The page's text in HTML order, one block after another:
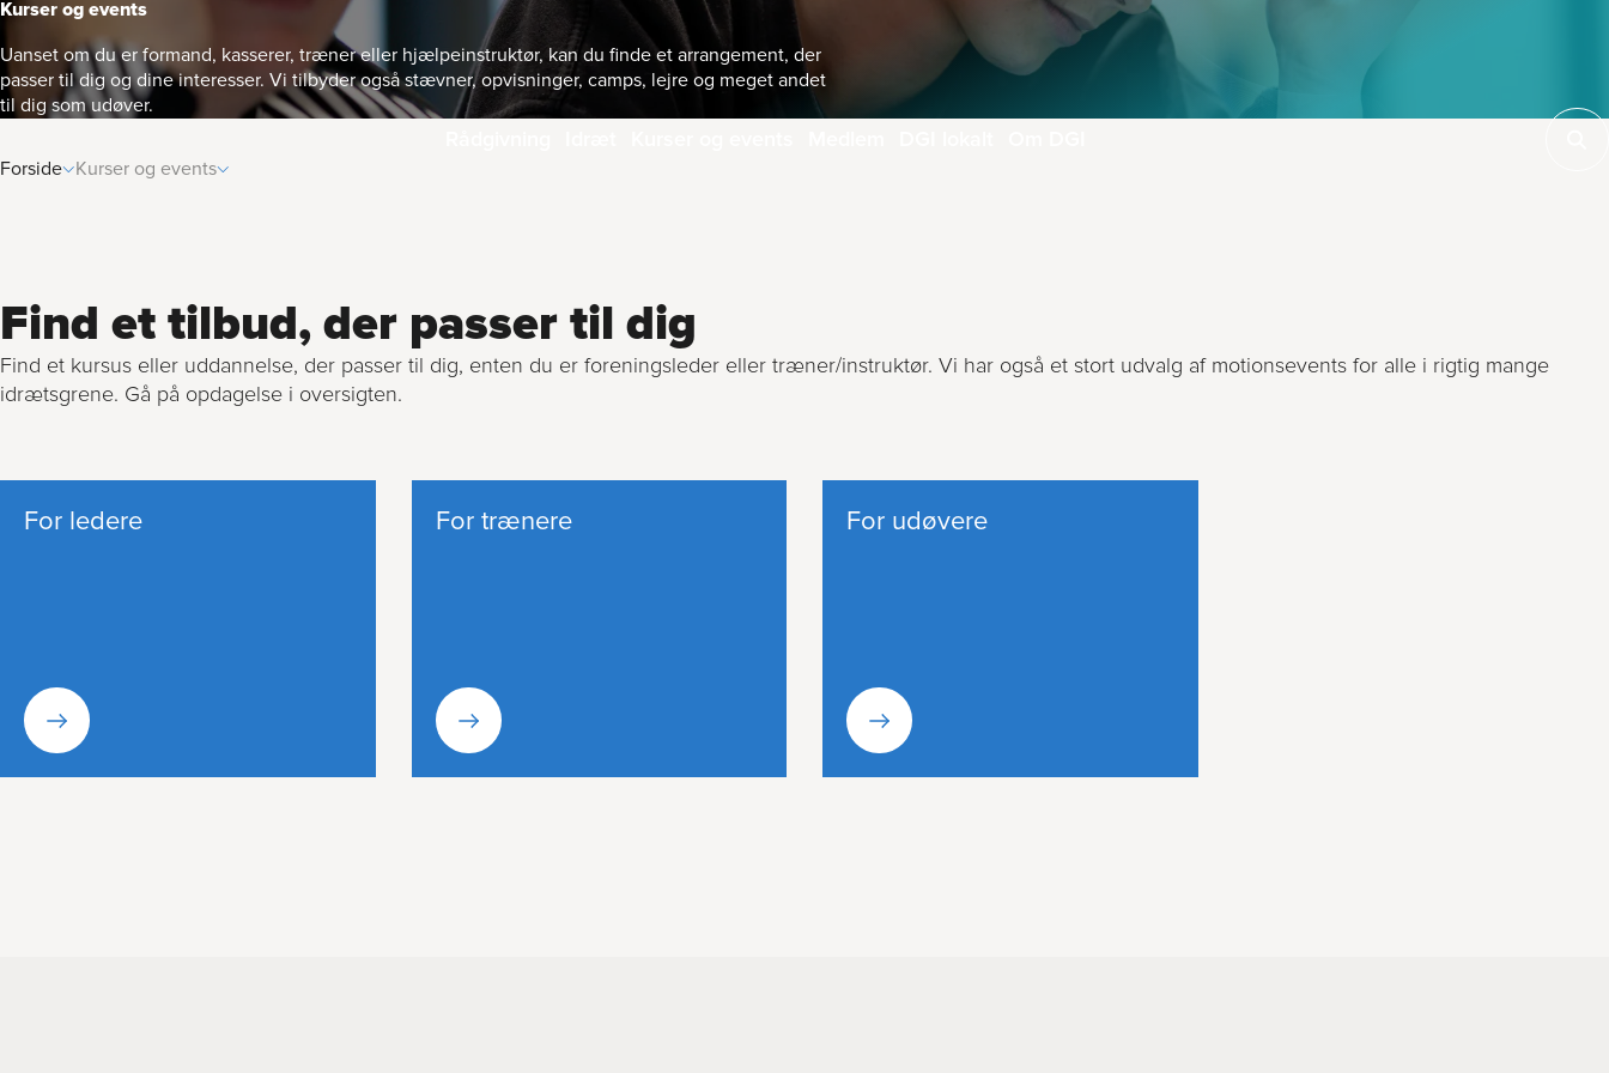
Kurser og events
Uanset om du er formand, kasserer, træner eller hjælpeinstruktør, kan du finde et arrangement, der
passer til dig og dine interesser. Vi tilbyder også stævner, opvisninger, camps, lejre og meget andet
til dig som udøver.
Forside Kurser og events
Find et tilbud, der passer til dig
Find et kursus eller uddannelse, der passer til dig, enten du er foreningsleder eller træner/instruktør. Vi har også et stort udvalg af motionsevents for alle i rigtig mange
idrætsgrene. Gå på opdagelse i oversigten.
For ledere For trænere For udøvere